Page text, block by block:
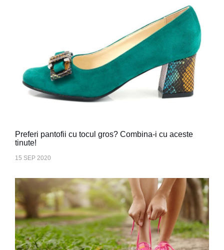
Preferi pantofii cu tocul gros? Combina-i cu aceste
tinute!
15 SEP 2020